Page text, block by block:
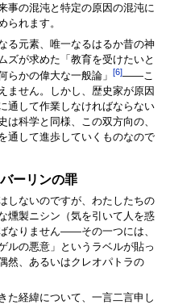
事の混沌と特定の原因の混沌に
られます。
る元素、唯一なるはるか昔の神
ズが求めた「教育を受けたいと
らかの偉大な一般論」 [6]――こ
ません。しかし、歴史家が原因
通して作業しなければならない
は科学と同様、この双方向の、
通して進歩していくものなので
ーリンの罪
しないのですが、わたしたちの
燻製ニシン（気を引いて人を惑
なりません――その一つには、
ルの悪意」というラベルが貼っ
然、あるいはクレオパトラの
経緯について、一言二言申し